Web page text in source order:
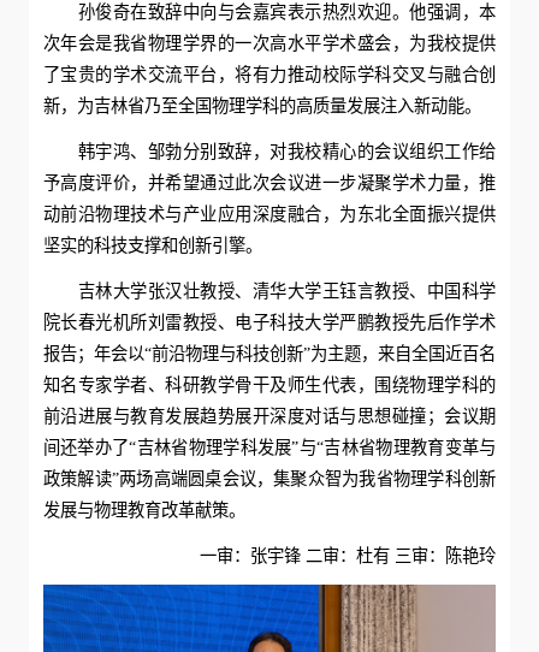
孙俊奇在致辞中向与会嘉宾表示热烈欢迎。他强调，本
次年会是我省物理学界的一次高水平学术盛会，为我校提供
了宝贵的学术交流平台，将有力推动校际学科交叉与融合创
新，为吉林省乃至全国物理学科的高质量发展注入新动能。
韩宇鸿、邹勃分别致辞，对我校精心的会议组织工作给
予高度评价，并希望通过此次会议进一步凝聚学术力量，推
动前沿物理技术与产业应用深度融合，为东北全面振兴提供
坚实的科技支撑和创新引擎。
吉林大学张汉壮教授、清华大学王钰言教授、中国科学
院长春光机所刘雷教授、电子科技大学严鹏教授先后作学术
报告；年会以“前沿物理与科技创新”为主题，来自全国近百名
知名专家学者、科研教学骨干及师生代表，围绕物理学科的
前沿进展与教育发展趋势展开深度对话与思想碰撞；会议期
间还举办了“吉林省物理学科发展”与“吉林省物理教育变革与
政策解读”两场高端圆桌会议，集聚众智为我省物理学科创新
发展与物理教育改革献策。
一审：张宇锋 二审：杜有 三审：陈艳玲